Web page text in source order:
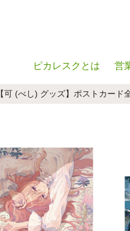
ピカレスクとは 営
【可 (べし) グッズ】ポストカー